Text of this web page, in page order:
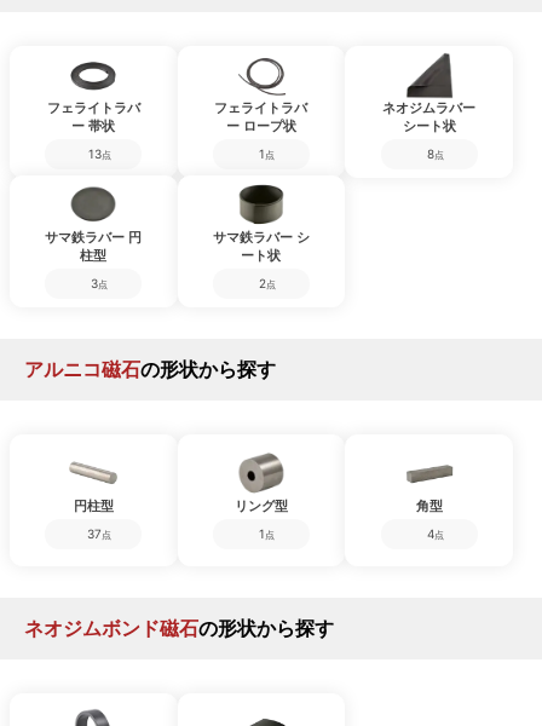
フェライトラバ
ー 帯状
13点
フェライトラバ
ー ロープ状
1 点
ネオジムラバー
シート状
8点
サマ鉄ラバー 円
柱型
3点
サマ鉄ラバー シ
ート状
2点
アルニコ磁石の形状から探す
円柱型
37 点
リング型
1 点
角型
4点
ネオジムボンド磁石の形状から探す